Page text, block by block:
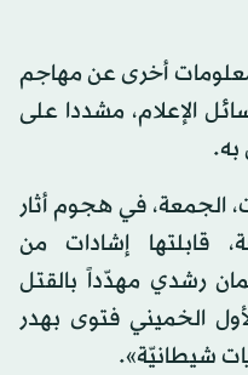
معلومات أخرى عن مهاجم
الإعلام، مشددا على
به.
في هجوم أثار
قابلتها إشادات من
رشدي مهدّداً بالقتل
الخميني فتوى بهدر